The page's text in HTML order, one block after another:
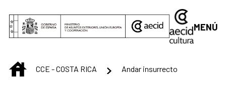
MENÚ
INICIO
CCE - COSTA RICA Andar insurrecto